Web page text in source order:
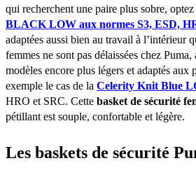
qui recherchent une paire plus sobre,
BLACK LOW aux normes S3, ESD,
adaptées aussi bien au travail à l’intérieur
femmes ne sont pas délaissées chez
modèles encore plus légers et adaptés aux
exemple le cas de la Celerity Knit Blue
HRO et SRC. Cette basket de sécurité
pétillant est souple, confortable et légère.
Les baskets de sécurité